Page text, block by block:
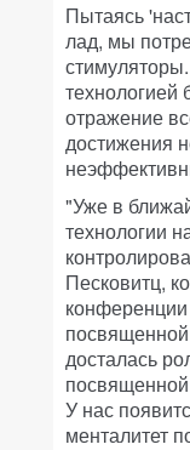
Пытаясь
лад, мы
технологией
отражение
достижения
"Уже в
технологии
Песковитц,
досталась
У нас
менталитет